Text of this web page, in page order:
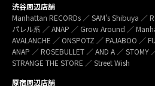
渋谷周辺店舗
Manhattan RECORDs ／ SAM’s Shibuya ／
パレル系 ／ ANAP ／ Grow Around ／
AVALANCHE ／ ONSPOTZ ／ PAJABOO ／
ANAP ／ ROSEBULLET ／ AND A ／ STOMY
STRANGE THE STORE ／ Street Wish
原宿周辺店舗